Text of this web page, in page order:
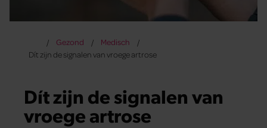
Gezond
Medisch
Dít zijn de signalen van vroege artrose
Dít zijn de signalen van
vroege artrose